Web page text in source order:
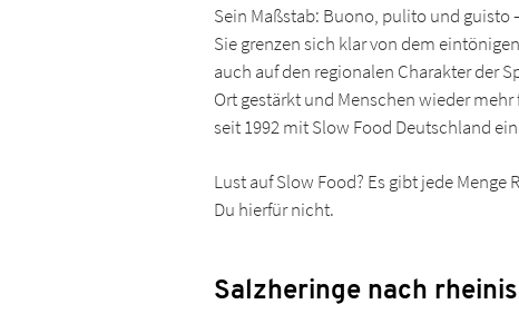
Sein Maßstab: Buono, pulito und guisto
Sie grenzen sich klar von dem
auch auf den regionalen Charakter der
Ort gestärkt und Menschen wieder
seit 1992 mit Slow Food Deutschland
Lust auf Slow Food? Es gibt jede
Du hierfür nicht.
Salzheringe nach